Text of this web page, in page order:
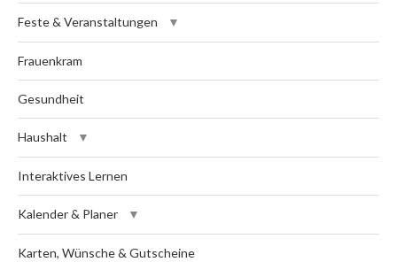
Feste & Veranstaltungen
Frauenkram
Gesundheit
Haushalt
Interaktives Lernen
Kalender & Planer
Karten, Wünsche & Gutscheine